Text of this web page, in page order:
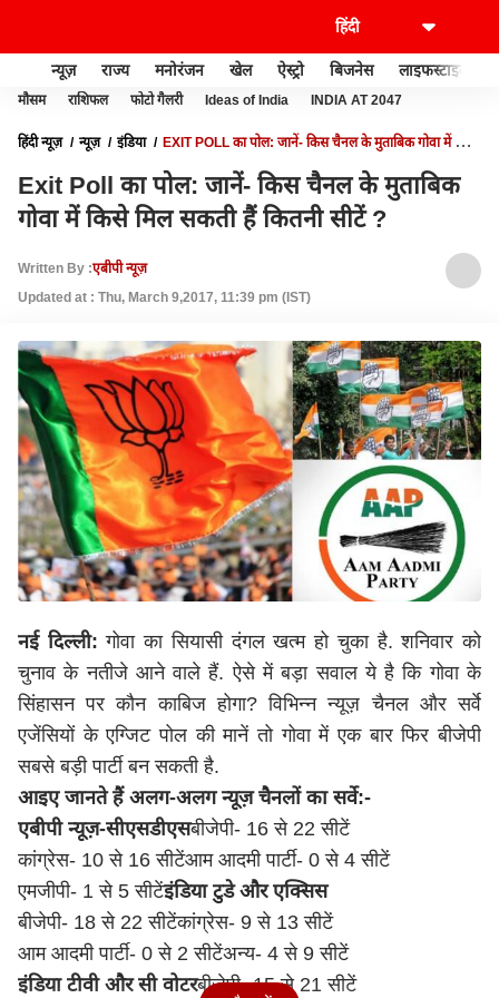
न्यूज़ राज्य मनोरंजन खेल ऐस्ट्रो बिजनेस लाइफस्टाइल
मौसम राशिफल फोटो गैलरी Ideas of India INDIA AT 2047
हिंदी न्यूज़ न्यूज़ इंडिया
EXIT POLL का पोल: जानें- किस चैनल के मुताबिक गोवा में किसे
Exit Poll का पोल: जानें- किस चैनल के मुताबिक
गोवा में किसे मिल सकती हैं कितनी सीटें ?
Written By :एबीपी न्यूज़
Updated at : Thu, March 9,2017, 11:39 pm (IST)
नई दिल्ली: गोवा का सियासी दंगल खत्म हो चुका है. शनिवार को
चुनाव के नतीजे आने वाले हैं. ऐसे में बड़ा सवाल ये है कि गोवा के
सिंहासन पर कौन काबिज होगा? विभिन्न न्यूज़ चैनल और सर्वे
एजेंसियों के एग्जिट पोल की मानें तो गोवा में एक बार फिर बीजेपी
सबसे बड़ी पार्टी बन सकती है.
आइए जानते हैं अलग-अलग न्यूज़ चैनलों का सर्वे:-
एबीपी न्यूज़-सीएसडीएसबीजेपी- 16 से 22 सीटें
कांग्रेस- 10 से 16 सीटेंआम आदमी पार्टी- 0 से 4 सीटें
एमजीपी- 1 से 5 सीटेंइंडिया टुडे और एक्सिस
बीजेपी- 18 से 22 सीटेंकांग्रेस- 9 से 13 सीटें
आम आदमी पार्टी- 0 से 2 सीटेंअन्य- 4 से 9 सीटें
इंडिया टीवी और सी वोटरबीजेपी- 15 से 21 सीटें